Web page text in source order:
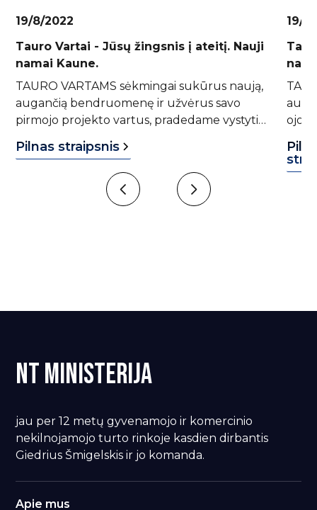
19/8/2022
Tauro Vartai - Jūsų žingsnis į ateitį. Nauji
namai Kaune.
TAURO VARTAMS sėkmingai sukūrus naują,
augančią bendruomenę ir užvėrus savo
pirmojo projekto vartus, pradedame vystyti
tačiau nespėjusiems prisijungti prie gausios,
savo pasirinkimu patenkintų naujakurių
bendruomenės!
Pilnas straipsnis
19/
ojo
NT Ministerija
jau per 12 metų gyvenamojo ir komercinio
nekilnojamojo turto rinkoje kasdien dirbantis
Giedrius Šmigelskis ir jo komanda.
Apie mus